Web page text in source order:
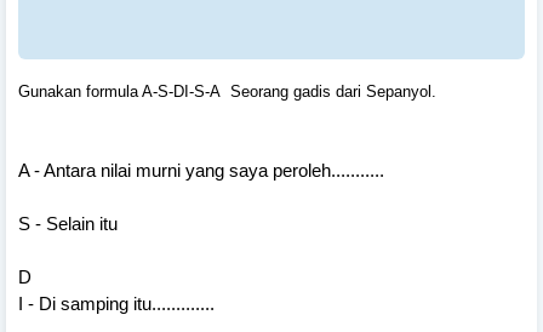
Gunakan formula A-S-DI-S-A Seorang gadis dari Sepanyol.
A - Antara nilai murni yang saya peroleh...........
S - Selain itu
D
I - Di samping itu.............